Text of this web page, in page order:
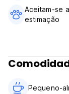
Estamos
numa bela
Aceitam-se
estimação
Pequeno-